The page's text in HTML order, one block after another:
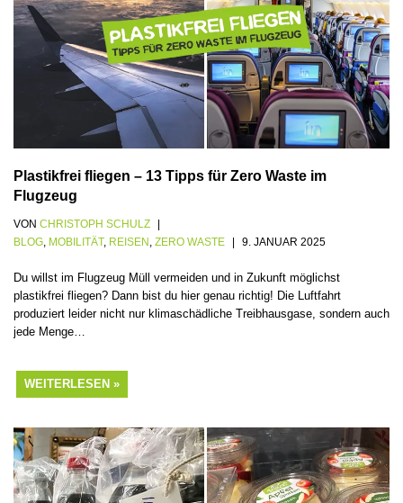
Plastikfrei fliegen – 13 Tipps für Zero Waste im
Flugzeug
VON CHRISTOPH SCHULZ
BLOG
MOBILITÄT, REISEN ZERO WASTE 9. JANUAR 2025
Du willst im Flugzeug Müll vermeiden und in Zukunft möglichst
plastikfrei fliegen? Dann bist du hier genau richtig! Die Luftfahrt
produziert leider nicht nur klimaschädliche Treibhausgase, sondern auch
jede Menge…
WEITERLESEN »